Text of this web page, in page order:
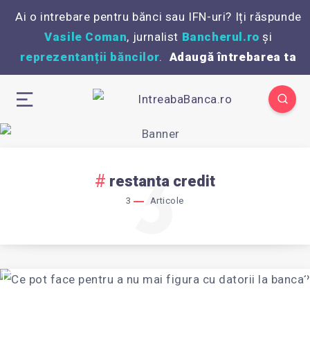
Ai o intrebare pentru bănci sau IFN-uri? Iți răspunde
Vasile Coman, jurnalist Bancherul.ro și
reprezentanții băncilor. Adaugă întrebarea ta
restanta credit
3 Articole
3